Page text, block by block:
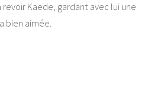
Kaede, gardant avec lui une
bien aimée.